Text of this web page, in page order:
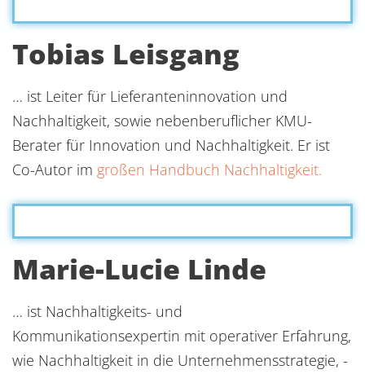
Tobias Leisgang
… ist Leiter für Lieferanteninnovation und
Nachhaltigkeit, sowie nebenberuflicher KMU-
Berater für Innovation und Nachhaltigkeit. Er ist
Co-Autor im großen Handbuch Nachhaltigkeit.
Marie-Lucie Linde
… ist Nachhaltigkeits- und
Kommunikationsexpertin mit operativer Erfahrung,
wie Nachhaltigkeit in die Unternehmensstrategie, -